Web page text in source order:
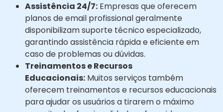
Assistência 24/7: Empresas que oferecem
planos de email profissional geralmente
disponibilizam suporte técnico especializado,
garantindo assistência rápida e eficiente em
caso de problemas ou dúvidas.
Treinamentos e Recursos
Educacionais: Muitos serviços também
oferecem treinamentos e recursos educacionais
para ajudar os usuários a tirarem o máximo